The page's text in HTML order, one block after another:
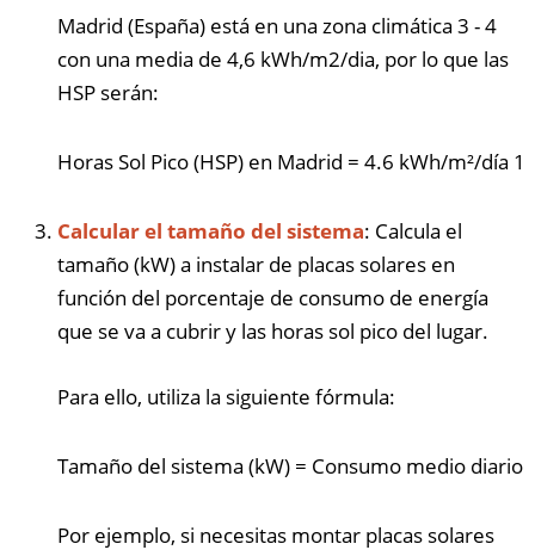
Madrid (España) está en una zona climática 3 - 4
con una media de 4,6 kWh/m2/dia, por lo que las
HSP serán:
Horas Sol Pico (HSP) en Madrid = 4.6 kWh/m²/día 1
Calcular el tamaño del sistema: Calcula el
tamaño (kW) a instalar de placas solares en
función del porcentaje de consumo de energía
que se va a cubrir y las horas sol pico del lugar.
Para ello, utiliza la siguiente fórmula:
Tamaño del sistema (kW) = Consumo medio diario
Por ejemplo, si necesitas montar placas solares